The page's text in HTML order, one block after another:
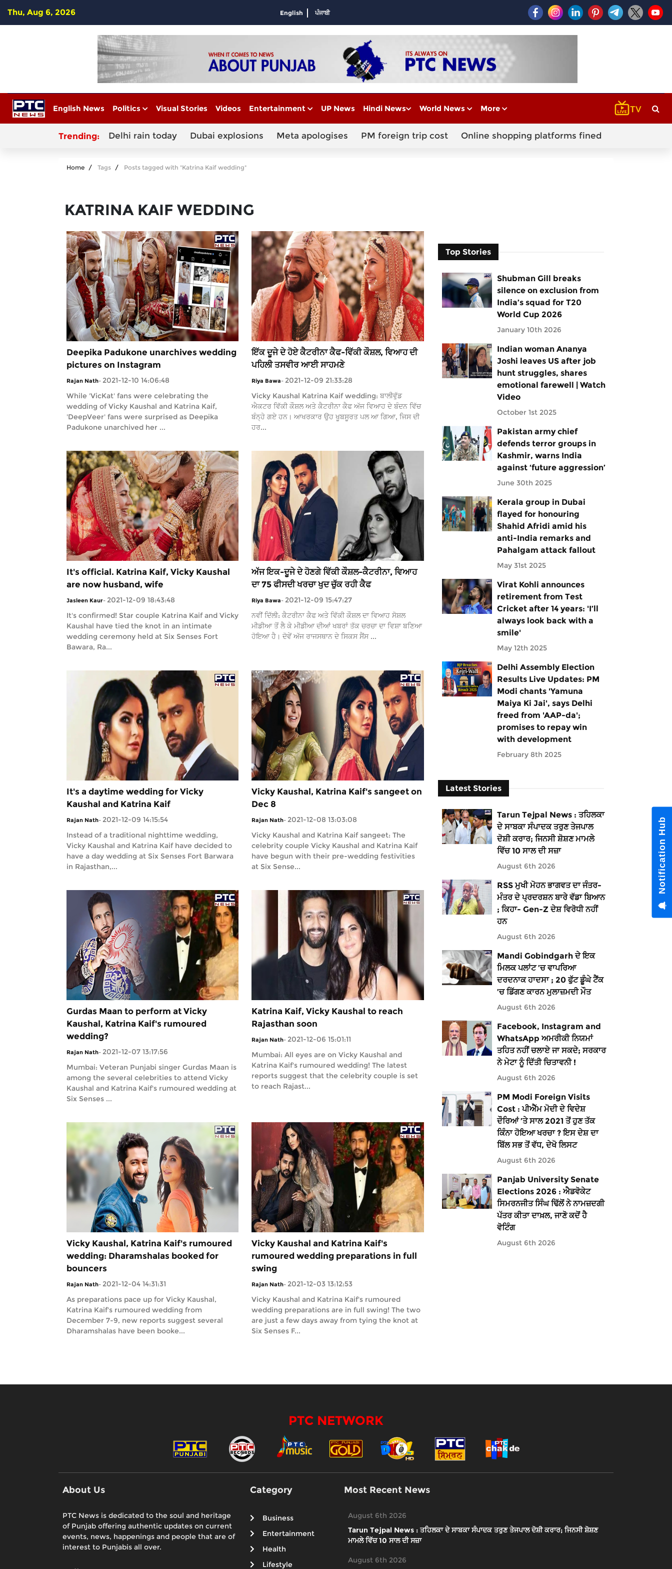
Thu, Aug 6, 2026 English ਪੰਜਾਬੀ
English News Politics Visual Stories Videos Entertainment UP News Hindi News World News More
Trending: Delhi rain today Dubai explosions Meta apologises PM foreign trip cost Online shopping platforms fined
Home Tags Posts tagged with "Katrina Kaif wedding"
KATRINA KAIF WEDDING
Deepika Padukone unarchives wedding
pictures on Instagram
Rajan Nath- 2021-12-10 14:06:48
While 'VicKat' fans were celebrating the
wedding of Vicky Kaushal and Katrina Kaif,
'DeepVeer' fans were surprised as Deepika
Padukone unarchived her ...
ਇੱਕ ਦੂਜੇ ਦੇ ਹੋਏ ਕੈਟਰੀਨਾ ਕੈਫ-ਵਿੱਕੀ ਕੌਸ਼ਲ, ਵਿਆਹ ਦੀ
ਪਹਿਲੀ ਤਸਵੀਰ ਆਈ ਸਾਹਮਣੇ
Riya Bawa- 2021-12-09 21:33:28
Vicky Kaushal Katrina Kaif wedding: ਬਾਲੀਵੁੱਡ
ਐਕਟਰ ਵਿੱਕੀ ਕੌਸ਼ਲ ਅਤੇ ਕੈਟਰੀਨਾ ਕੈਫ ਅੱਜ ਵਿਆਹ ਦੇ ਬੰਦਨ ਵਿੱਚ
ਬੰਨ੍ਹੇ ਗਏ ਹਨ। ਆਖਰਕਾਰ ਉਹ ਖੂਬਸੂਰਤ ਪਲ ਆ ਗਿਆ, ਜਿਸ ਦੀ
ਹਰ...
It's official. Katrina Kaif, Vicky Kaushal
are now husband, wife
Jasleen Kaur- 2021-12-09 18:43:48
It's confirmed! Star couple Katrina Kaif and Vicky
Kaushal have tied the knot in an intimate
wedding ceremony held at Six Senses Fort
Bawara, Ra...
ਅੱਜ ਇਕ-ਦੂਜੇ ਦੇ ਹੋਣਗੇ ਵਿੱਕੀ ਕੌਸ਼ਲ-ਕੈਟਰੀਨਾ, ਵਿਆਹ
ਦਾ 75 ਫੀਸਦੀ ਖਰਚਾ ਖੁਦ ਚੁੱਕ ਰਹੀ ਕੈਫ
Riya Bawa- 2021-12-09 15:47:27
ਨਵੀਂ ਦਿੱਲੀ: ਕੈਟਰੀਨਾ ਕੈਫ ਅਤੇ ਵਿੱਕੀ ਕੌਸ਼ਲ ਦਾ ਵਿਆਹ ਸੋਸ਼ਲ
ਮੀਡੀਆ ਤੋਂ ਲੈ ਕੇ ਮੀਡੀਆ ਦੀਆਂ ਖਬਰਾਂ ਤੱਕ ਚਰਚਾ ਦਾ ਵਿਸ਼ਾ ਬਣਿਆ
ਹੋਇਆ ਹੈ। ਦੋਵੇਂ ਅੱਜ ਰਾਜਸਥਾਨ ਦੇ ਸਿਕਸ ਸੈਂਸ ...
It's a daytime wedding for Vicky
Kaushal and Katrina Kaif
Rajan Nath- 2021-12-09 14:15:54
Instead of a traditional nighttime wedding,
Vicky Kaushal and Katrina Kaif have decided to
have a day wedding at Six Senses Fort Barwara
in Rajasthan,...
Vicky Kaushal, Katrina Kaif's sangeet on
Dec 8
Rajan Nath- 2021-12-08 13:03:08
Vicky Kaushal and Katrina Kaif sangeet: The
celebrity couple Vicky Kaushal and Katrina Kaif
have begun with their pre-wedding festivities
at Six Sense...
Gurdas Maan to perform at Vicky
Kaushal, Katrina Kaif's rumoured
wedding?
Rajan Nath- 2021-12-07 13:17:56
Mumbai: Veteran Punjabi singer Gurdas Maan is
among the several celebrities to attend Vicky
Kaushal and Katrina Kaif's rumoured wedding at
Six Senses ...
Katrina Kaif, Vicky Kaushal to reach
Rajasthan soon
Rajan Nath- 2021-12-06 15:01:11
Mumbai: All eyes are on Vicky Kaushal and
Katrina Kaif's rumoured wedding! The latest
reports suggest that the celebrity couple is set
to reach Rajast...
Vicky Kaushal, Katrina Kaif's rumoured
wedding: Dharamshalas booked for
bouncers
Rajan Nath- 2021-12-04 14:31:31
As preparations pace up for Vicky Kaushal,
Katrina Kaif's rumoured wedding from
December 7-9, new reports suggest several
Dharamshalas have been booke...
Vicky Kaushal and Katrina Kaif's
rumoured wedding preparations in full
swing
Rajan Nath- 2021-12-03 13:12:53
Vicky Kaushal and Katrina Kaif's rumoured
wedding preparations are in full swing! The two
are just a few days away from tying the knot at
Six Senses F...
Top Stories
Shubman Gill breaks
silence on exclusion from
India’s squad for T20
World Cup 2026
January 10th 2026
Indian woman Ananya
Joshi leaves US after job
hunt struggles, shares
emotional farewell | Watch
Video
October 1st 2025
Pakistan army chief
defends terror groups in
Kashmir, warns India
against ‘future aggression’
June 30th 2025
Kerala group in Dubai
flayed for honouring
Shahid Afridi amid his
anti-India remarks and
Pahalgam attack fallout
May 31st 2025
Virat Kohli announces
retirement from Test
Cricket after 14 years: 'I’ll
always look back with a
smile'
May 12th 2025
Delhi Assembly Election
Results Live Updates: PM
Modi chants 'Yamuna
Maiya Ki Jai', says Delhi
freed from 'AAP-da';
promises to repay win
with development
February 8th 2025
Latest Stories
Tarun Tejpal News : ਤਹਿਲਕਾ
ਦੇ ਸਾਬਕਾ ਸੰਪਾਦਕ ਤਰੁਣ ਤੇਜਪਾਲ
ਦੋਸ਼ੀ ਕਰਾਰ; ਜਿਨਸੀ ਸ਼ੋਸ਼ਣ ਮਾਮਲੇ
ਵਿੱਚ 10 ਸਾਲ ਦੀ ਸਜ਼ਾ
August 6th 2026
RSS ਮੁਖੀ ਮੋਹਨ ਭਾਗਵਤ ਦਾ ਜੰਤਰ-
ਮੰਤਰ ਦੇ ਪ੍ਰਦਰਸ਼ਨ ਬਾਰੇ ਵੱਡਾ ਬਿਆਨ
; ਕਿਹਾ- Gen-Z ਦੇਸ਼ ਵਿਰੋਧੀ ਨਹੀਂ
ਹਨ
August 6th 2026
Mandi Gobindgarh ਦੇ ਇਕ
ਮਿਲਕ ਪਲਾਂਟ ’ਚ ਵਾਪਰਿਆ
ਦਰਦਨਾਕ ਹਾਦਸਾ ; 20 ਫੁੱਟ ਡੂੰਘੇ ਟੈਂਕ
’ਚ ਡਿੱਗਣ ਕਾਰਨ ਮੁਲਾਜ਼ਮਦੀ ਮੌਤ
August 6th 2026
Facebook, Instagram and
WhatsApp ਅਮਰੀਕੀ ਨਿਯਮਾਂ
ਤਹਿਤ ਨਹੀਂ ਚਲਾਏ ਜਾ ਸਕਦੇ; ਸਰਕਾਰ
ਨੇ ਮੇਟਾ ਨੂੰ ਦਿੱਤੀ ਚਿਤਾਵਨੀ !
August 6th 2026
PM Modi Foreign Visits
Cost : ਪੀਐੱਮ ਮੋਦੀ ਦੇ ਵਿਦੇਸ਼
ਦੌਰਿਆਂ ’ਤੇ ਸਾਲ 2021 ਤੋਂ ਹੁਣ ਤੱਕ
ਕਿੰਨਾ ਹੋਇਆ ਖਰਚਾ ? ਇਸ ਦੇਸ਼ ਦਾ
ਬਿੱਲ ਸਭ ਤੋਂ ਵੱਧ, ਦੇਖੋ ਲਿਸਟ
August 6th 2026
Panjab University Senate
Elections 2026 : ਐਡਵੋਕੇਟ
ਸਿਮਰਨਜੀਤ ਸਿੰਘ ਢਿੱਲੋਂ ਨੇ ਨਾਮਜ਼ਦਗੀ
ਪੱਤਰ ਕੀਤਾ ਦਾਖ਼ਲ, ਜਾਣੋ ਕਦੋਂ ਹੈ
ਵੋਟਿੰਗ
August 6th 2026
PTC NETWORK
About Us
PTC News is dedicated to the soul and heritage
of Punjab offering authentic updates on current
events, news, happenings and people that are of
interest to Punjabis all over.
Category
Business
Entertainment
Health
Lifestyle
Most Recent News
August 6th 2026
Tarun Tejpal News : ਤਹਿਲਕਾ ਦੇ ਸਾਬਕਾ ਸੰਪਾਦਕ ਤਰੁਣ ਤੇਜਪਾਲ ਦੋਸ਼ੀ ਕਰਾਰ; ਜਿਨਸੀ ਸ਼ੋਸ਼ਣ
ਮਾਮਲੇ ਵਿੱਚ 10 ਸਾਲ ਦੀ ਸਜ਼ਾ
August 6th 2026
Notification Hub